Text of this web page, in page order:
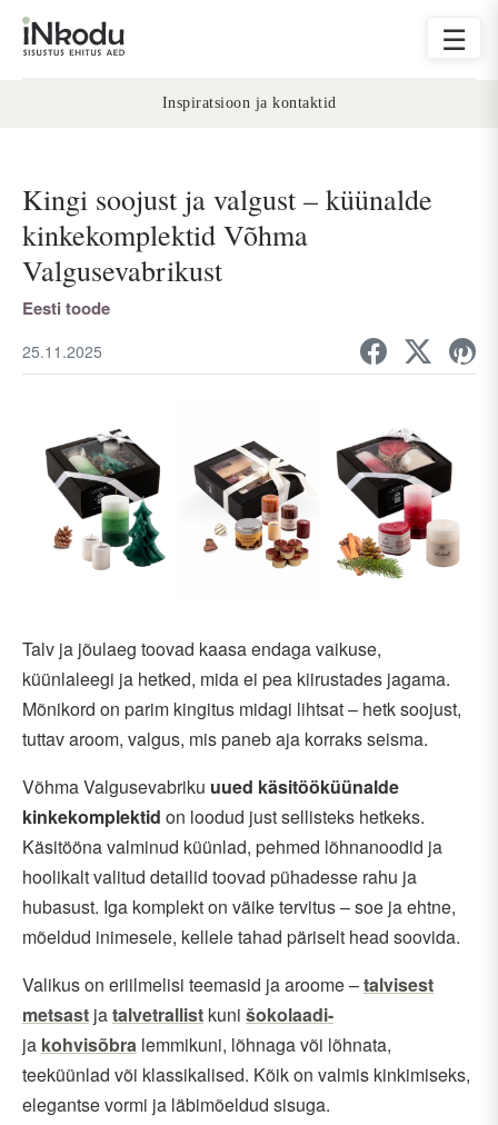
☰
Inspiratsioon ja kontaktid
Kingi soojust ja valgust – küünalde
kinkekomplektid Võhma
Valgusevabrikust
Eesti toode
25.11.2025
Talv ja jõulaeg toovad kaasa endaga vaikuse,
küünlaleegi ja hetked, mida ei pea kiirustades jagama.
Mõnikord on parim kingitus midagi lihtsat – hetk soojust,
tuttav aroom, valgus, mis paneb aja korraks seisma.
Võhma Valgusevabriku uued käsitööküünalde
kinkekomplektid on loodud just sellisteks hetkeks.
Käsitööna valminud küünlad, pehmed lõhnanoodid ja
hoolikalt valitud detailid toovad pühadesse rahu ja
hubasust. Iga komplekt on väike tervitus – soe ja ehtne,
mõeldud inimesele, kellele tahad päriselt head soovida.
Valikus on eriilmelisi teemasid ja aroome –talvisest
metsast jatalvetrallist kuni šokolaadi-
ja kohvisõbra lemmikuni, lõhnaga või lõhnata,
teeküünlad või klassikalised. Kõik on valmis kinkimiseks,
elegantse vormi ja läbimõeldud sisuga.